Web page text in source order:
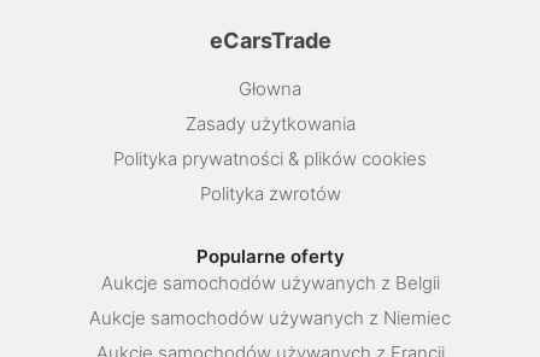
eCarsTrade
Głowna
Zasady użytkowania
Polityka prywatności & plików cookies
Polityka zwrotów
Popularne oferty
Aukcje samochodów używanych z Belgii
Aukcje samochodów używanych z Niemiec